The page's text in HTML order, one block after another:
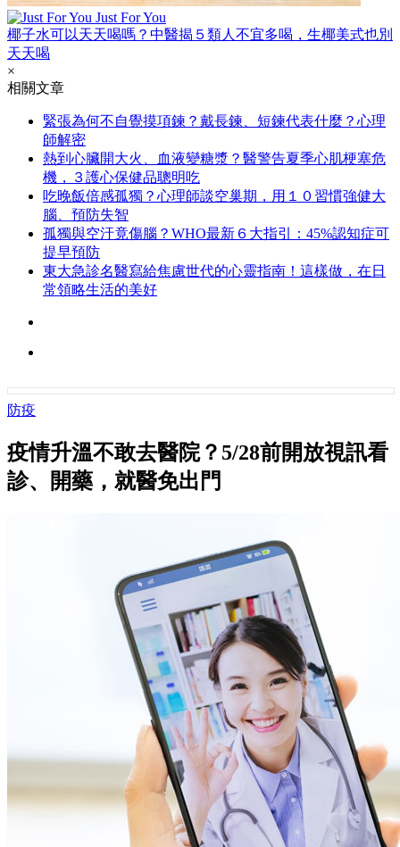
Just For You
椰子水可以天天喝嗎？中醫揭５類人不宜多喝，生椰美式也別
天天喝
×
相關文章
緊張為何不自覺摸項鍊？戴長鍊、短鍊代表什麼？心理
師解密
熱到心臟開大火、血液變糖漿？醫警告夏季心肌梗塞危
機，３護心保健品聰明吃
吃晚飯倍感孤獨？心理師談空巢期，用１０習慣強健大
腦、預防失智
孤獨與空汙竟傷腦？WHO最新６大指引：45%認知症可
提早預防
東大急診名醫寫給焦慮世代的心靈指南！這樣做，在日
常領略生活的美好
防疫
疫情升溫不敢去醫院？5/28前開放視訊看
診、開藥，就醫免出門